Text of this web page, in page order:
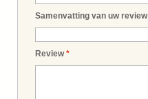
Samenvatting van uw review
*
Review